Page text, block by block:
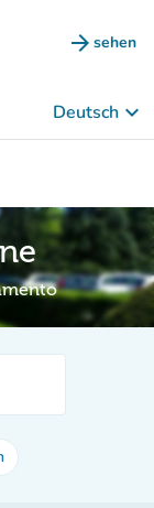
arrow_forward sehen
(new
Deutsch keyboard_arrow_down